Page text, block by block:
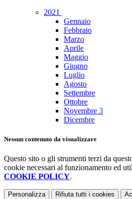
2021
Gennaio
Febbraio
Marzo
Aprile
Maggio
Giugno
Luglio
Agosto
Settembre
Ottobre
Novembre 3
Dicembre
Nessun contenuto da visualizzare
Questo sito o gli strumenti terzi da
cookie necessari al funzionamento ed
COOKIE POLICY.
Personalizza Rifiuta tutti i cookies